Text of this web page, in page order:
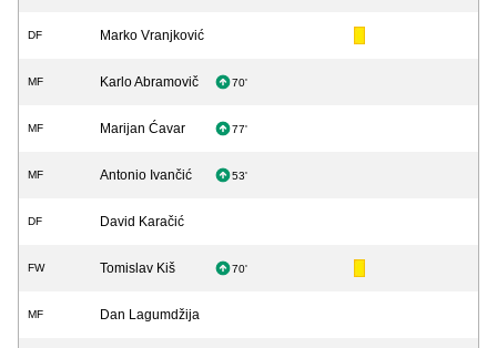
DF Marko Vranjković
MF Karlo Abramovič 70'
MF Marijan Ćavar 77'
MF Antonio Ivančić 53'
DF David Karačić
FW Tomislav Kiš 70'
MF Dan Lagumdžija